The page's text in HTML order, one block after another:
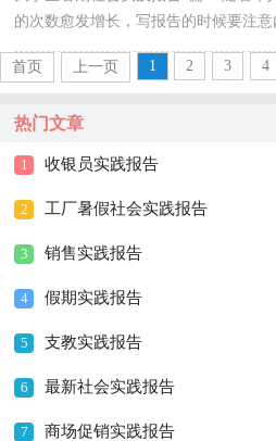
的次数愈发增长，写报告的时候要注
首页
上一页 1 2 3 4
热门文章
1 收银员实践报告
2 工厂暑假社会实践报告
3 销售实践报告
4 假期实践报告
5 支教实践报告
6 最新社会实践报告
7 商场促销实践报告